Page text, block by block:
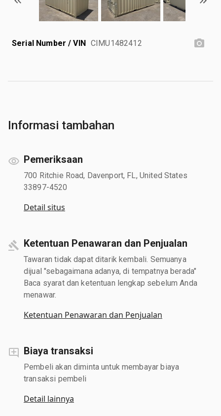
Serial Number / VIN CIMU1482412
Informasi tambahan
Pemeriksaan
700 Ritchie Road, Davenport, FL, United States
33897-4520
Detail situs
Ketentuan Penawaran dan Penjualan
Tawaran tidak dapat ditarik kembali. Semuanya
dijual "sebagaimana adanya, di tempatnya berada"
Baca syarat dan ketentuan lengkap sebelum Anda
menawar.
Ketentuan Penawaran dan Penjualan
Biaya transaksi
Pembeli akan diminta untuk membayar biaya
transaksi pembeli
Detail lainnya